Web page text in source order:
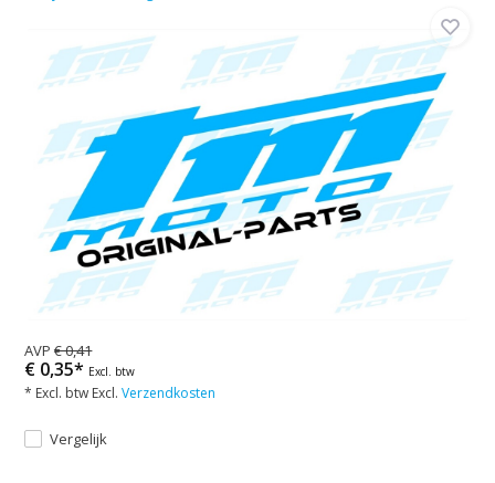
AVP€ 0,41
€ 0,35* Excl. btw
* Excl. btw Excl.Verzendkosten
Vergelijk